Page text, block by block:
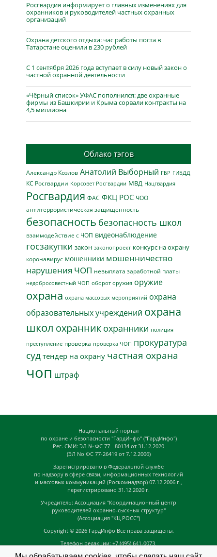
Росгвардия информирует о главных изменениях для
охранников и руководителей частных охранных
организаций
Охрана детского отдыха: час работы поста в
Татарстане оценили в 230 рублей
С 1 сентября 2026 года вступает в силу новый закон о
частной охранной деятельности
«Чёрный список» УФАС пополнился: две охранные
фирмы из Башкирии и Крыма сорвали контракты на
4,5 миллиона
Облако тэгов
Александр Козлов Анатолий Выборный ГБР ГИБДД
КС Росгвардии Корсовет Росгвардии МВД Нацгвардия
Росгвардия ФАС ФКЦ РОС ЧОО
антитеррористическая защищенность
безопасность безопасность школ
взаимодействие с ЧОП видеонаблюдение
госзакупки закон законопроект конкурс на охрану
коронавирус мошенники мошенничество
нарушения ЧОП невыплата заработной платы
недобросовестный ЧОП оборот оружия оружие
охрана охрана массовых мероприятий охрана
образовательных учреждений охрана
школ охранник охранники полиция
преступление проверка проверка ЧОП прокуратура
суд тендер на охрану частная охрана
чоп штраф
Национальный портал
по охране и безопасности "ГардИнфо" ("ГардИнфо")
Рег. СМИ: ЭЛ № ФС 77 - 80134 от 31.12.2020
(ЭЛ No ФС 77-26419 от 7.12.2006)
Зарегистрировано в Федеральной службе
по надзору в сфере связи, информационных технологий
и массовых коммуникаций (Роскомнадзор) 07.12.2006 г.,
перегистрировано 31.12.2020 г.
Учредитель: Ассоциация "Координационный центр
руководителей охранно-сыскных структур"
(Ассоциация "КЦ РОСС")
Copyright © 2026 ГардИнфо Все права защищены.
Телефон редакции: +7 (495) 641-0073,